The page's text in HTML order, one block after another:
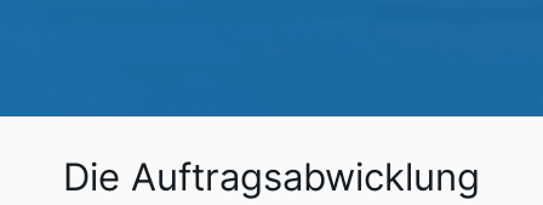
Die Auftragsabwicklung